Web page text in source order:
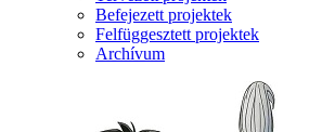
Befejezett projektek
Felfüggesztett projektek
Archívum